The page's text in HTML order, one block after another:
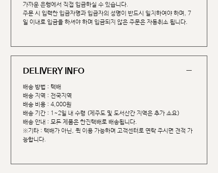
가까운 은행에서 직접 입금하실 수 있습니다.
주문 시 입력한 입금자명과 입금자의 성명이 반드시 일치하여야 하며, 7
일 이내로 입금을 하셔야 하며 입금되지 않은 주문은 자동취소 됩니다.
DELIVERY INFO
배송 방법 : 택배
배송 지역 : 전국지역
배송 비용 : 4,000원
배송 기간 : 1~2일 내 수령 (제주도 및 도서산간 지역은 추가 소요)
배송 안내 : 모든 제품은 한진택배로 배송됩니다.
※기타 : 택배가 아닌, 퀵 이용 가능하며 고객센터로 연락 주시면 견적 가
능합니다.